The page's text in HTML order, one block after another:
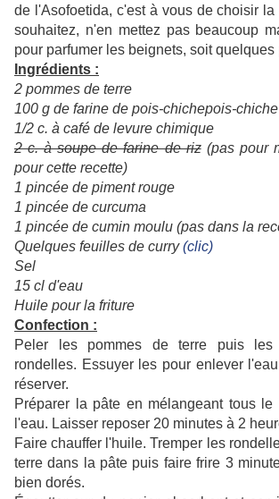
de l'Asofoetida, c'est à vous de choisir
souhaitez, n'en mettez pas beaucoup
pour parfumer les beignets, soit quelques
Ingrédients :
2 pommes de terre
100 g de farine de pois-chichepois-chiche
1/2 c. à café de levure chimique
2 c. à soupe de farine de riz(pas pour
pour cette recette)
1 pincée de piment rouge
1 pincée de curcuma
1 pincée de cumin moulu (pas dans la
Quelques feuilles de curry(clic)
Sel
15 cl d'eau
Huile pour la friture
Confection :
Peler les pommes de terre puis
rondelles. Essuyer les pour enlever
réserver.
Préparer la pâte en mélangeant tous le
l'eau. Laisser reposer 20 minutes à 2
Faire chauffer l'huile. Tremper les
terre dans la pâte puis faire frire 3
bien dorés.